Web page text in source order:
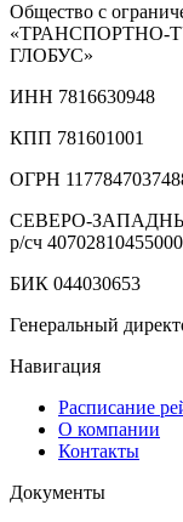
Общество с
ГЛОБУС»
ИНН 7816630948
КПП 781601001
ОГРН
СЕВЕРО-
р/сч
БИК 044030653
Генеральный
Навигация
Расписание
О компании
Контакты
Документы